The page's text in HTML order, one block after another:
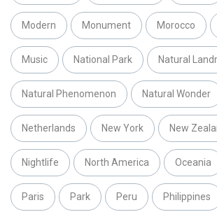
Modern Monument Morocco
Music National Park Natural
Natural Phenomenon Natural Wonder
Netherlands New York New
Nightlife North America Oceania
Paris Park Peru Philippines